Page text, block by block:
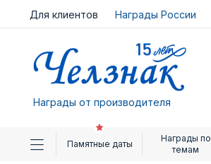
Для клиентов Награды России
Награды от производителя
Памятные даты
Награды по
темам